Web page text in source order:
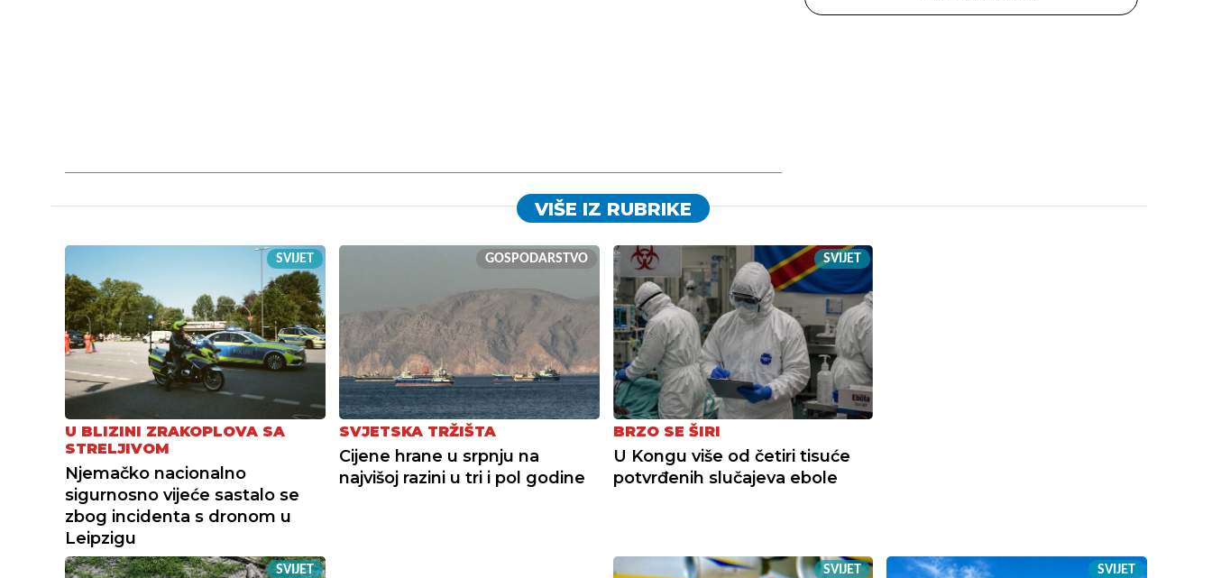
VIŠE IZ RUBRIKE
SVIJET
U BLIZINI ZRAKOPLOVA SA
STRELJIVOM
Njemačko nacionalno
sigurnosno vijeće sastalo se
zbog incidenta s dronom u
Leipzigu
GOSPODARSTVO
SVJETSKA TRŽIŠTA
Cijene hrane u srpnju na
najvišoj razini u tri i pol godine
SVIJET
BRZO SE ŠIRI
U Kongu više od četiri tisuće
potvrđenih slučajeva ebole
SVIJET SVIJET SVIJET